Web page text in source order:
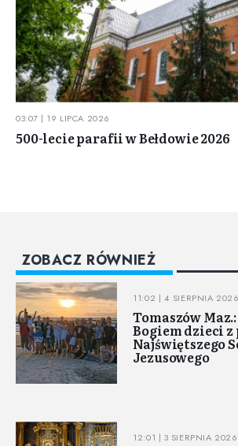
03:07 | 19 LIPCA 2026
500-lecie parafii w Bełdowie 2026
ZOBACZ RÓWNIEŻ
11:02 | 4 SIERPNIA 2026
Tomaszów
Bogiem dzieci
Najświętszego
Jezusowego
12:01 | 3 SIERPNIA 2026